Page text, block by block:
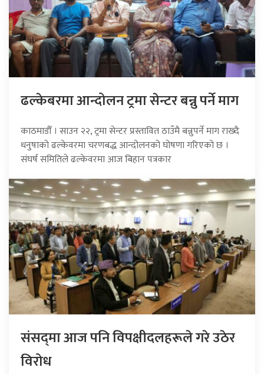
ढल्केबरमा आन्दोलन ट्रमा सेन्टर बन्नु पर्ने माग
काठमाडौँ । साउन २२, ट्रमा सेन्टर प्रस्तावित ठाउँमै बन्नुपर्ने माग राख्दै
धनुषाको ढल्केवरमा चरणबद्ध आन्दोलनको घोषणा गरिएको छ ।
संघर्ष समितिले ढल्केवरमा आज बिहान पत्रकार
संसद्‍मा आज पनि विपक्षीदलहरूले गरे उठेर
विरोध